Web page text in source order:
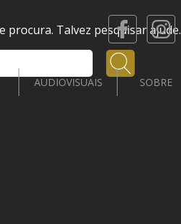
AUDIOVISUAIS SOBRE
procura. Talvez pesquisar ajude.